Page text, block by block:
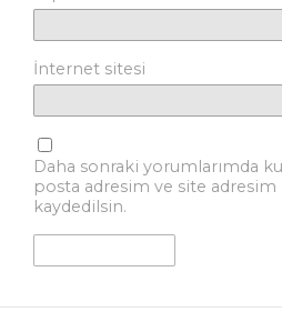
İnternet sitesi
Daha sonraki yorumlarımda
posta adresim ve site adresim
kaydedilsin.